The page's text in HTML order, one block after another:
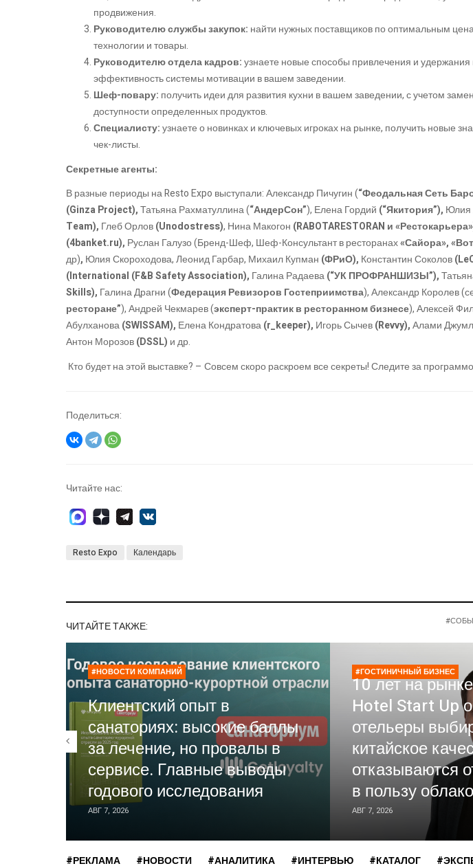
продвижения.
Руководителю службы закупок: найти нужных поставщиков по оптимальным
технологии и товары.
Руководителю отдела кадров:узнаете новые способы привлечения и
эффективность системы мотивации в вашем заведении.
Шеф-повару: получить идеи для развития кухни в вашем заведении, с учетом
доступности определенных продуктов.
Специалисту:узнаете о новинках и ключевых игроках на рынке, получить новые
чек-листы.
Секретные агенты:
В разные периоды на Resto Expo выступали: Александр Пичугин (“Феодальная Сеть
(Ginza Project),Татьяна Рахматуллина (“АндерСон”), Елена Гордий (“Якитория”), Юлия
Team), Глеб Орлов(Unodostress), Нина Макогон (RABOTARESTORAN и
(4banket.ru), Руслан Галузо (Бренд-Шеф, Шеф-Консультант в ресторанах«Сайора»,
др), Юлия Скороходова, Леонид Гарбар, Михаил Купман (ФРиО), Константин Соколов
(International (F&B Safety Association), Галина Радаева(“УК ПРОФРАНШИЗЫ”),
Skills), Галина Драгни (Федерация Ревизоров Гостеприимства), Александр Королев
ресторане”), Андрей Чекмарев (эксперт-практик в ресторанном бизнесе), Алексей
Абулханова(SWISSAM), Елена Кондратова(r_keeper), Игорь Сычев(Revvy),Алами
Антон Морозов(DSSL) и др.
Кто будет на этой выставке? – Совсем скоро раскроем все секреты! Следите за
Поделиться:
Читайте нас:
Resto Expo Календарь
ЧИТАЙТЕ ТАКЖЕ:
#НОВОСТИ КОМПАНИЙ
Клиентский опыт в
санаториях: высокие баллы
за лечение, но провалы в
сервисе. Главные выводы
годового исследования
АВГ 7, 2026
#ГОСТИНИЧНЫЙ БИЗНЕС
10 лет на
Hotel Start Up
отельеры
китайское
отказываются
в пользу
АВГ 7, 2026
#РЕКЛАМА #НОВОСТИ #АНАЛИТИКА #ИНТЕРВЬЮ #КАТАЛОГ